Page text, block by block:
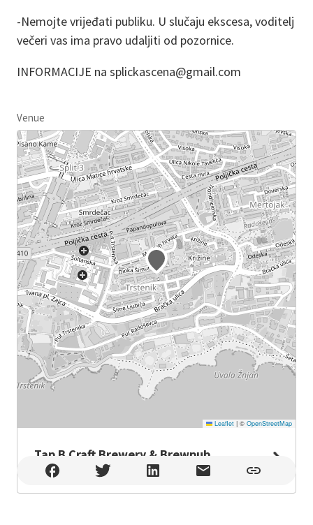
-Nemojte vrijeđati publiku. U slučaju ekscesa, voditelj
večeri vas ima pravo udaljiti od pozornice.
INFORMACIJE na splickascena@gmail.com
Venue
Leaflet |© OpenStreetMap
Tap B Craft Brewery & Brewpub
Tap B Craft Brewery & Brewpub , Split